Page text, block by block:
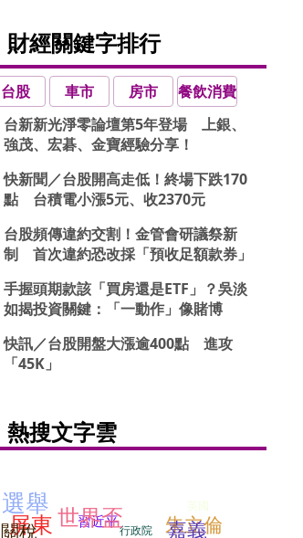
財經關鍵字排行
台股 車市 房市
餐飲消費
台新新光淨零論壇第5年登場 上銀、
強茂、宏碁、金寶經驗分享！
快新聞／台股開高走低！終場下跌170
點 台積電小漲5元、收2370元
台股頻傳違約交割！金管會研議祭新
制 首次違約恐改採「預收足額款券」
手握頭期款該「買房還是ETF」？吳淡
如揭投資關鍵：「一動作」像賭博
快訊／台股開盤大漲逾400點 進攻
「45K」
熱搜文字雲
屏東
關稅 行政院 朱立倫
習近平
英國
世界盃
選舉
嘉義